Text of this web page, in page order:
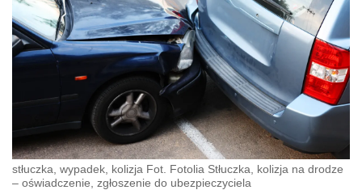
stłuczka, wypadek, kolizja Fot. Fotolia Stłuczka, kolizja na drodze
– oświadczenie, zgłoszenie do ubezpieczyciela